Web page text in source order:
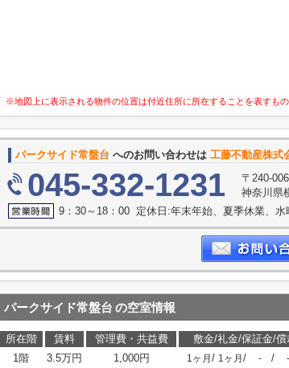
※地図上に表示される物件の位置は付近住所に所在することを表すも
パークサイド常盤台 へのお問い合わせは 工藤不動産株式
045-332-1231
〒240-
神奈川県
9：30～18：00 定休日:年末年始、夏季休業、水
パークサイド常盤台 の空室情報
所在階 賃料 管理費・共益費 敷金/礼金/保証金/償
1階
3.5万円 1,000円 1ヶ月 / 1ヶ月 / - / -